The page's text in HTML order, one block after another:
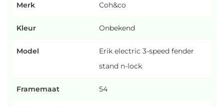
Merk Coh&co
Kleur Onbekend
Model
Erik electric 3-speed fender
stand n-lock
Framemaat 54